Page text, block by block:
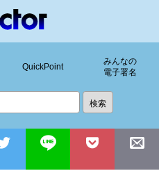
QuickPoint
みんなの
電子署名